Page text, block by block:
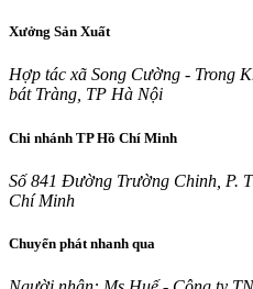
Xưởng Sản Xuất
Hợp tác xã Song Cường - Trong
bát Tràng, TP Hà Nội
Chi nhánh TP Hồ Chí Minh
Số 841 Đường Trường Chinh, P.
Chí Minh
Chuyển phát nhanh qua